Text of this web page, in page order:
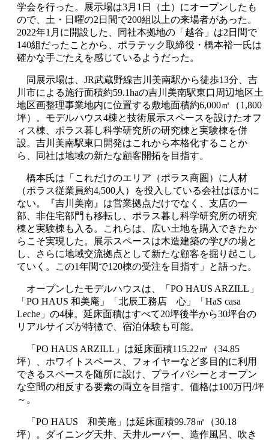
学会を行った。展示場は3月1日（土）にオープンしたも
ので、土・日曜の2日間で200組以上の来場者があった。
2022年1月に開設した、同社本拠地の「越谷」は2日間で
140組だったことから、ポラテック取締役・橋本裕一氏は
確かな手ごたえを感じているようだった。
同展示場は、JR武蔵野線吉川美南駅から徒歩13分、吉
川市による施行面積約59.1haの吉川美南駅東口周辺地区土
地区画整理事業地内に位置する敷地面積約6,000㎡（1,800
坪）。モデルハウス4棟と技術展示スペースを設けたオフ
ィス棟、ポラス暮し科学研究所の研究棟と実験棟を併
設。吉川美南駅東口開発はこれから本格化することか
ら、同社は地域の新たな顧客開拓を目指す。
橋本氏は「これだけのエリア（ポラス商圏）に人材
（ポラス従業員約4,500人）を投入している会社はほかに
ない。『吉川美南』は営業拠点だけでなく、支店の一
部、非住宅部門も移転し、ポラス暮し科学研究所の研究
棟と実験棟も入る。これらは、広い土地を購入できたか
らこそ実現した。展示スペースは木造建築の学びの場と
し、さらに地域交流拠点として新たな顧客を掘り起こし
ていく。この1年間で120棟の受注を目指す」と語った。
オープンしたモデルハウスは、「PO HAUS ARZILL」
「PO HAUS 和美庵」「北辰工務店 心」「HaS casa
Leche」の4棟。延床面積はすべて20坪後半から30坪台の
リアルサイズが特徴で、宿泊体験も可能。
「PO HAUS ARZILL」は延床面積115.22㎡（34.85
坪）、ホワイトスペース、フォイヤーなど多目的に利用
できるスペースを随所に設け、プライバシーとオープン
な空間の相反する要素の両立を目指す。価格は100万円/坪
～。
「PO HAUS 和美庵」は延床面積99.78㎡（30.18
坪）。ダイニング天井、天井ルーバー、造作風呂、吹き